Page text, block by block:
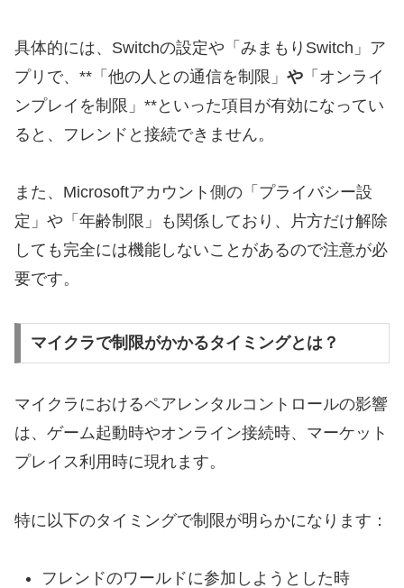
具体的には、Switchの設定や「みまもりSwitch」ア
プリで、**「他の人との通信を制限」 や 「オンライ
ンプレイを制限」**といった項目が有効になってい
ると、フレンドと接続できません。
また、Microsoftアカウント側の「プライバシー設
定」や「年齢制限」も関係しており、片方だけ解除
しても完全には機能しないことがあるので注意が必
要です。
マイクラで制限がかかるタイミングとは？
マイクラにおけるペアレンタルコントロールの影響
は、ゲーム起動時やオンライン接続時、マーケット
プレイス利用時に現れます。
特に以下のタイミングで制限が明らかになります：
フレンドのワールドに参加しようとした時